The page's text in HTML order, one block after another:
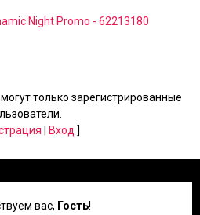
Night Promo - 62213180
только зарегистрированные
Вход ]
вас, Гость!